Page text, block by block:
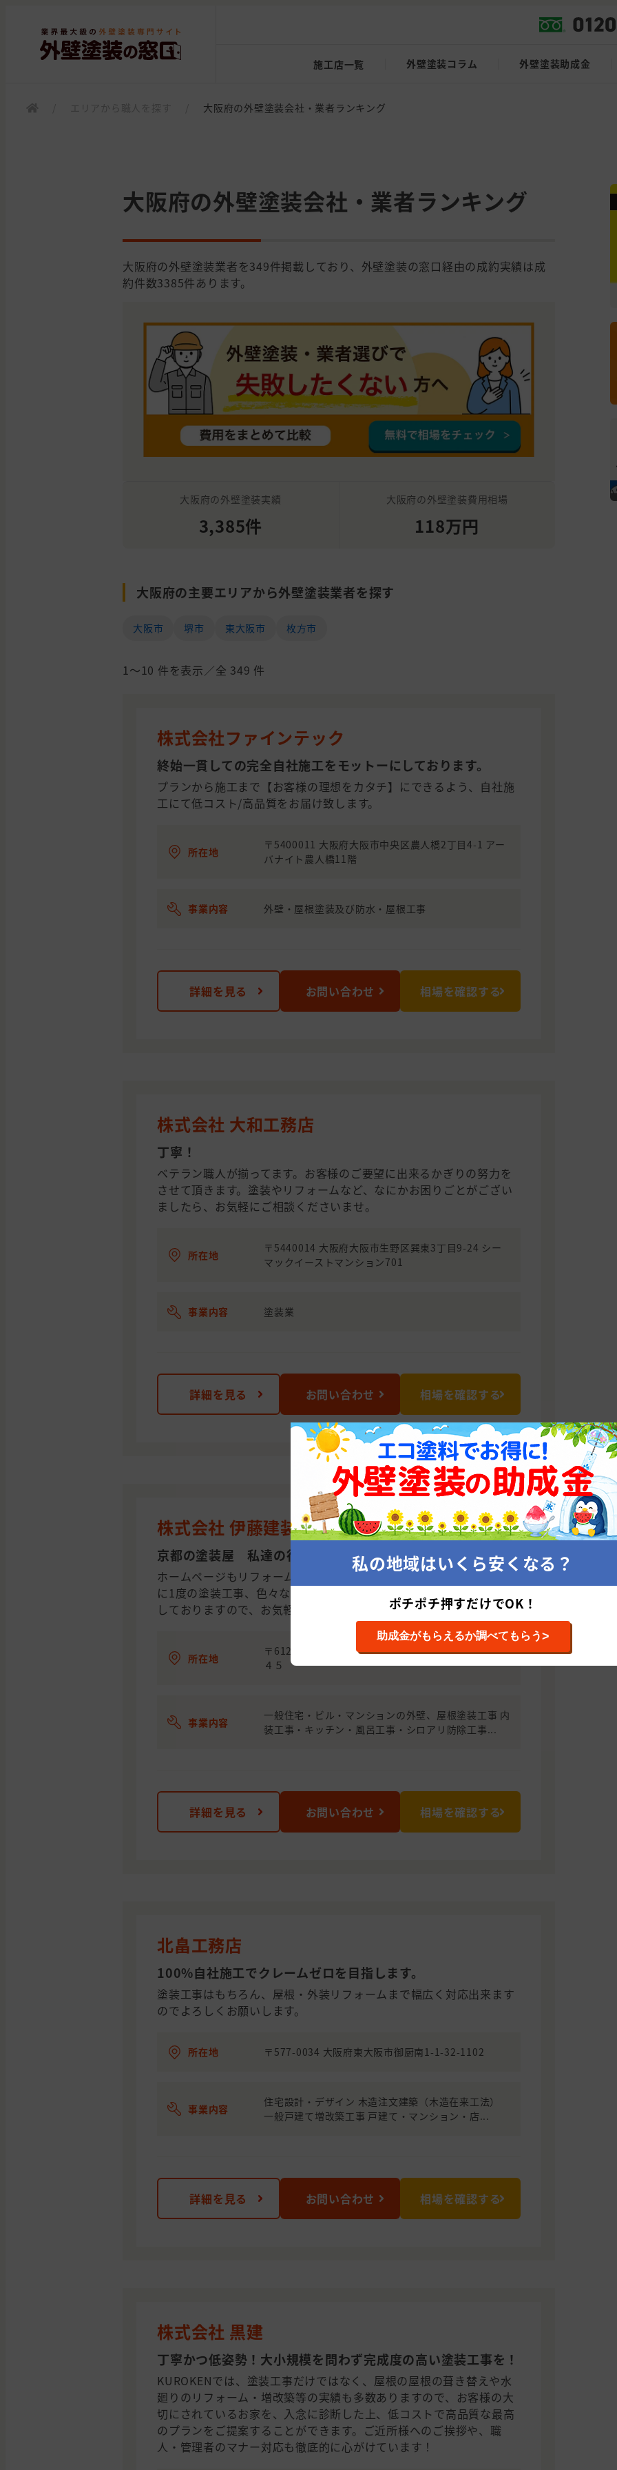
施工店一覧 外壁塗装コラム 外壁塗装助成金
大阪府の外壁塗装会社・業者ランキング
大阪府の外壁塗装会社・業者ランキング
大阪府の外壁塗装業者を349件掲載しており、外壁塗装の窓口経由の成約実績は成
約件数3385件あります。
大阪府の外壁塗装実績
3,385件
大阪府の外壁塗装費用相場
118万円
大阪府の主要エリアから外壁塗装業者を探す
大阪市 堺市 東大阪市 枚方市
1〜10 件を表示／全 349 件
株式会社ファインテック
終始一貫しての完全自社施工をモットーにしております。
プランから施工まで【お客様の理想をカタチ】にできるよう、自社施
工にて低コスト/高品質をお届け致します。
所在地
〒5400011 大阪府大阪市中央区農人橋2丁目4-1 アー
バナイト農人橋11階
事業内容 外壁・屋根塗装及び防水・屋根工事
詳細を見る お問い合わせ 相場を確認する
株式会社 大和工務店
丁寧！
ベテラン職人が揃ってます。お客様のご要望に出来るかぎりの努力を
させて頂きます。塗装やリフォームなど、なにかお困りごとがござい
ましたら、お気軽にご相談くださいませ。
所在地
〒5440014 大阪府大阪市生野区巽東3丁目9-24 シー
マックイーストマンション701
事業内容 塗装業
詳細を見る お問い合わせ 相場を確認する
株式会社 伊藤建装
京都の塗装屋 私達の行いたいこと！！
ホームページもリフォーム中です！是非ご覧ください。 10年～15年
に1度の塗装工事、色々な検討案があると思います。 ご相談にも対応
しておりますので、お気軽にお問い合わせ下さい！
所在地
〒612-8242 京都府京都市伏見区横大路下三栖梶原町
４５
事業内容
一般住宅・ビル・マンションの外壁、屋根塗装工事 内
装工事・キッチン・風呂工事・シロアリ防除工事...
詳細を見る お問い合わせ 相場を確認する
北畠工務店
100%自社施工でクレームゼロを目指します。
塗装工事はもちろん、屋根・外装リフォームまで幅広く対応出来ます
のでよろしくお願いします。
所在地 〒577-0034 大阪府東大阪市御厨南1-1-32-1102
事業内容
住宅設計・デザイン 木造注文建築（木造在来工法）
一般戸建て増改築工事 戸建て・マンション・店...
詳細を見る お問い合わせ 相場を確認する
株式会社 黒建
丁寧かつ低姿勢！大小規模を問わず完成度の高い塗装工事を！
KUROKENでは、塗装工事だけではなく、屋根の屋根の葺き替えや水
廻りのリフォーム・増改築等の実績も多数ありますので、お客様の大
切にされているお家を、入念に診断した上、低コストで高品質な最高
のプランをご提案することができます。ご近所様へのご挨拶や、職
人・管理者のマナー対応も徹底的に心がけています！
私の地域はいくら安くなる？
ポチポチ押すだけでOK！
助成金がもらえるか調べてもらう>